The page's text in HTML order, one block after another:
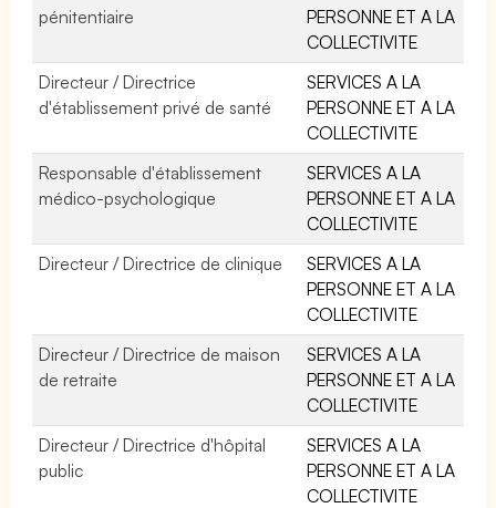
pénitentiaire
PERSONNE ET A LA
COLLECTIVITE
Directeur / Directrice
d'établissement privé de santé
SERVICES A LA
PERSONNE ET A LA
COLLECTIVITE
Responsable d'établissement
médico-psychologique
SERVICES A LA
PERSONNE ET A LA
COLLECTIVITE
Directeur / Directrice de clinique
SERVICES A LA
PERSONNE ET A LA
COLLECTIVITE
Directeur / Directrice de maison
de retraite
SERVICES A LA
PERSONNE ET A LA
COLLECTIVITE
Directeur / Directrice d'hôpital
public
SERVICES A LA
PERSONNE ET A LA
COLLECTIVITE